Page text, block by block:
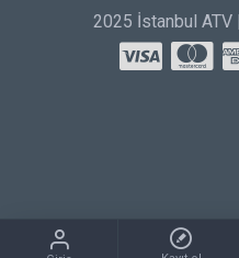
2025 İstanbul ATV |